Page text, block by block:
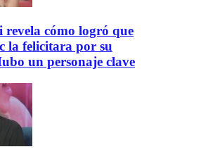
revela cómo logró que
la felicitara por su
un personaje clave